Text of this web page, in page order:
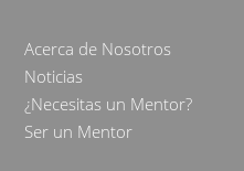
Acerca de Nosotros
Noticias
¿Necesitas un Mentor?
Ser un Mentor